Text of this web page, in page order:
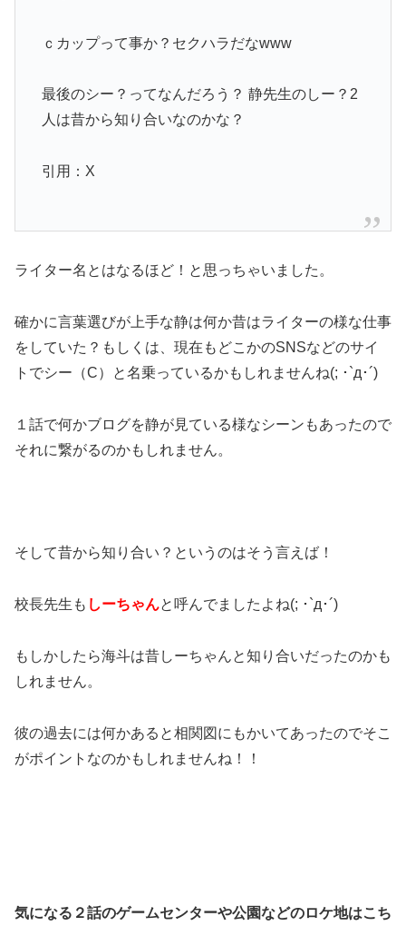
ｃカップって事か？セクハラだなwww
最後のシー ？ってなんだろう？ 静先生のしー？2
人は昔から知り合いなのかな？
引用：X
ライター名とはなるほど！と思っちゃいました。
確かに言葉選びが上手な静は何か昔はライターの様な仕事
をしていた？もしくは、現在もどこかのSNSなどのサイ
トでシー（C）と名乗っているかもしれませんね(; ･`д･´)
１話で何かブログを静が見ている様なシーンもあったので
それに繋がるのかもしれません。
そして昔から知り合い？というのはそう言えば！
校長先生も しーちゃんと呼んでましたよね(; ･`д･´)
もしかしたら海斗は昔しーちゃんと知り合いだったのかも
しれません。
彼の過去には何かあると相関図にもかいてあったのでそこ
がポイントなのかもしれませんね！！
気になる２話のゲームセンターや公園などのロケ地はこち